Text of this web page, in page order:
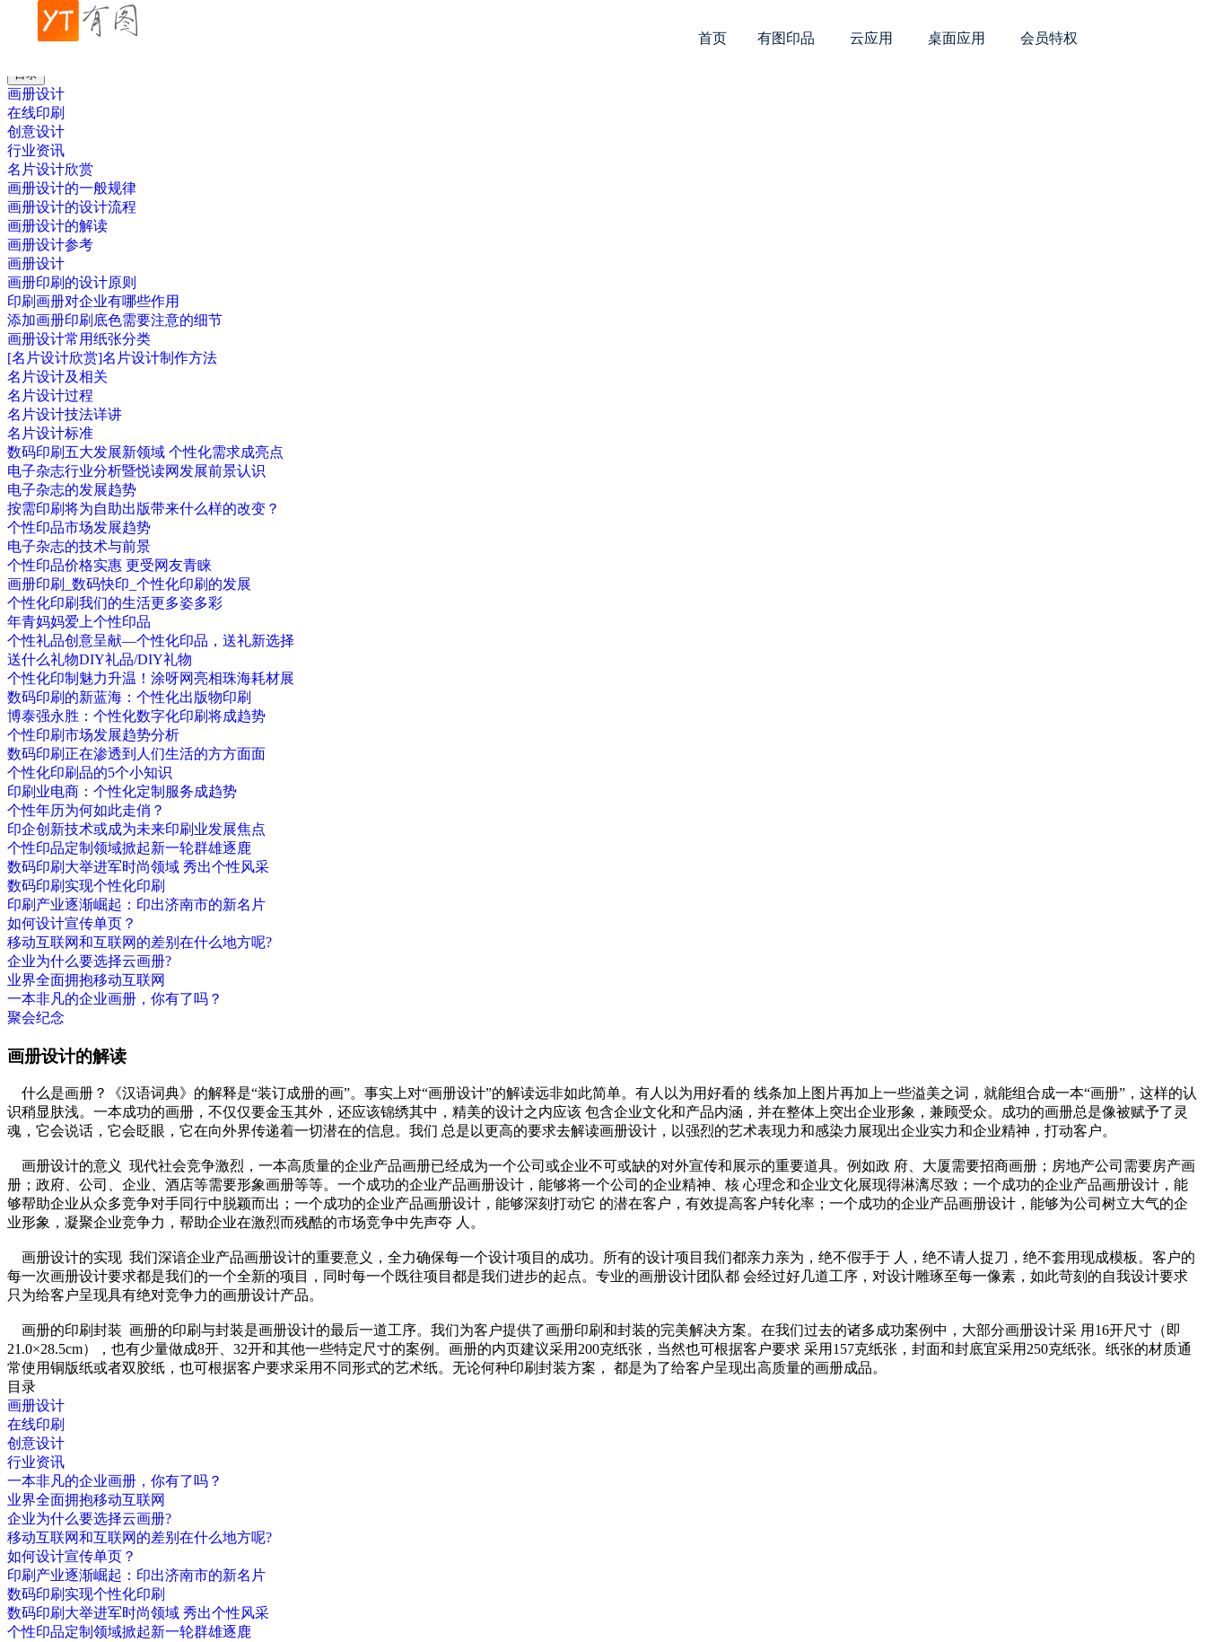
首页 有图印品 云应用 桌面应用 会员特权
帮助中心
行业资讯
目录
画册设计
在线印刷
创意设计
行业资讯
名片设计欣赏
画册设计的一般规律
画册设计的设计流程
画册设计的解读
画册设计参考
画册设计
画册印刷的设计原则
印刷画册对企业有哪些作用
添加画册印刷底色需要注意的细节
画册设计常用纸张分类
[名片设计欣赏]名片设计制作方法
名片设计及相关
名片设计过程
名片设计技法详讲
名片设计标准
数码印刷五大发展新领域 个性化需求成亮点
电子杂志行业分析暨悦读网发展前景认识
电子杂志的发展趋势
按需印刷将为自助出版带来什么样的改变？
个性印品市场发展趋势
电子杂志的技术与前景
个性印品价格实惠 更受网友青睐
画册印刷_数码快印_个性化印刷的发展
个性化印刷我们的生活更多姿多彩
年青妈妈爱上个性印品
个性礼品创意呈献—个性化印品，送礼新选择
送什么礼物DIY礼品/DIY礼物
个性化印制魅力升温！涂呀网亮相珠海耗材展
数码印刷的新蓝海：个性化出版物印刷
博泰强永胜：个性化数字化印刷将成趋势
个性印刷市场发展趋势分析
数码印刷正在渗透到人们生活的方方面面
个性化印刷品的5个小知识
印刷业电商：个性化定制服务成趋势
个性年历为何如此走俏？
印企创新技术或成为未来印刷业发展焦点
个性印品定制领域掀起新一轮群雄逐鹿
数码印刷大举进军时尚领域 秀出个性风采
数码印刷实现个性化印刷
印刷产业逐渐崛起：印出济南市的新名片
如何设计宣传单页？
移动互联网和互联网的差别在什么地方呢?
企业为什么要选择云画册?
业界全面拥抱移动互联网
一本非凡的企业画册，你有了吗？
聚会纪念
画册设计的解读
什么是画册？《汉语词典》的解释是“装订成册的画”。事实上对“画册设计”的解读远非如此简单。有人以为用好看的 线条加上图片再加上一些溢美之词，就能组合成一本“画册”，这样的认
识稍显肤浅。一本成功的画册，不仅仅要金玉其外，还应该锦绣其中，精美的设计之内应该 包含企业文化和产品内涵，并在整体上突出企业形象，兼顾受众。成功的画册总是像被赋予了灵
魂，它会说话，它会眨眼，它在向外界传递着一切潜在的信息。我们 总是以更高的要求去解读画册设计，以强烈的艺术表现力和感染力展现出企业实力和企业精神，打动客户。
画册设计的意义 现代社会竞争激烈，一本高质量的企业产品画册已经成为一个公司或企业不可或缺的对外宣传和展示的重要道具。例如政 府、大厦需要招商画册；房地产公司需要房产画
册；政府、公司、企业、酒店等需要形象画册等等。一个成功的企业产品画册设计，能够将一个公司的企业精神、核 心理念和企业文化展现得淋漓尽致；一个成功的企业产品画册设计，能
够帮助企业从众多竞争对手同行中脱颖而出；一个成功的企业产品画册设计，能够深刻打动它 的潜在客户，有效提高客户转化率；一个成功的企业产品画册设计，能够为公司树立大气的企
业形象，凝聚企业竞争力，帮助企业在激烈而残酷的市场竞争中先声夺 人。
画册设计的实现 我们深谙企业产品画册设计的重要意义，全力确保每一个设计项目的成功。所有的设计项目我们都亲力亲为，绝不假手于 人，绝不请人捉刀，绝不套用现成模板。客户的
每一次画册设计要求都是我们的一个全新的项目，同时每一个既往项目都是我们进步的起点。专业的画册设计团队都 会经过好几道工序，对设计雕琢至每一像素，如此苛刻的自我设计要求
只为给客户呈现具有绝对竞争力的画册设计产品。
画册的印刷封装 画册的印刷与封装是画册设计的最后一道工序。我们为客户提供了画册印刷和封装的完美解决方案。在我们过去的诸多成功案例中，大部分画册设计采 用16开尺寸（即
21.0×28.5cm），也有少量做成8开、32开和其他一些特定尺寸的案例。画册的内页建议采用200克纸张，当然也可根据客户要求 采用157克纸张，封面和封底宜采用250克纸张。纸张的材质通
常使用铜版纸或者双胶纸，也可根据客户要求采用不同形式的艺术纸。无论何种印刷封装方案， 都是为了给客户呈现出高质量的画册成品。
目录
画册设计
在线印刷
创意设计
行业资讯
一本非凡的企业画册，你有了吗？
业界全面拥抱移动互联网
企业为什么要选择云画册?
移动互联网和互联网的差别在什么地方呢?
如何设计宣传单页？
印刷产业逐渐崛起：印出济南市的新名片
数码印刷实现个性化印刷
数码印刷大举进军时尚领域 秀出个性风采
个性印品定制领域掀起新一轮群雄逐鹿